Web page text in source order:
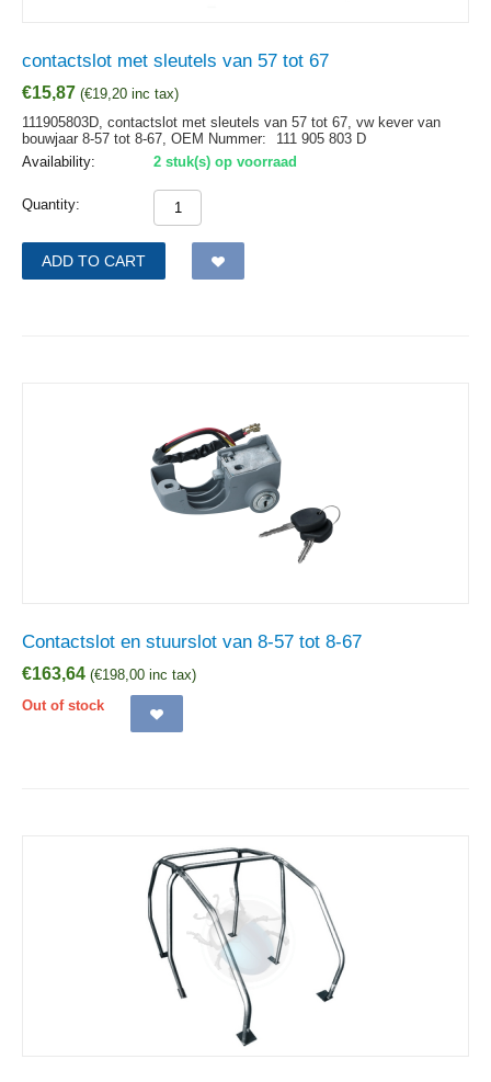
contactslot met sleutels van 57 tot 67
€15,87 (€19,20 inc tax)
111905803D, contactslot met sleutels van 57 tot 67, vw kever van
bouwjaar 8-57 tot 8-67, OEM Nummer:
111 905 803 D
Availability:
2 stuk(s) op voorraad
Quantity:
ADD TO CART
Contactslot en stuurslot van 8-57 tot 8-67
€163,64 (€198,00 inc tax)
Out of stock